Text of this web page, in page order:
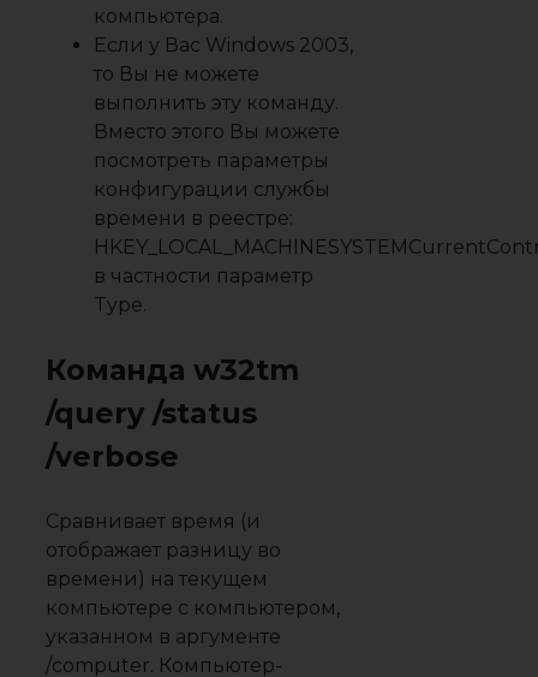
компьютера.
Если у Вас Windows 2003,
то Вы не можете
выполнить эту команду.
Вместо этого Вы можете
посмотреть параметры
конфигурации службы
времени в реестре:
в частности параметр
Type.
Команда w32tm
/query /status
/verbose
Сравнивает время (и
отображает разницу во
времени) на текущем
компьютере с компьютером,
указанном в аргументе
/computer. Компьютер-